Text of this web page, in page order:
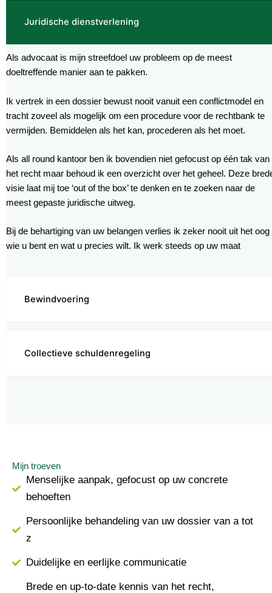
Juridische dienstverlening
Bewindvoering
Collectieve schuldenregeling
Als advocaat is mijn streefdoel uw probleem op de meest
doeltreffende manier aan te pakken.
Ik vertrek in een dossier bewust nooit vanuit een conflictmodel en
tracht zoveel als mogelijk om een procedure voor de rechtbank te
vermijden. Bemiddelen als het kan, procederen als het moet.
Als all round kantoor ben ik bovendien niet gefocust op één tak van
het recht maar behoud ik een overzicht over het geheel. Deze
visie laat mij toe ‘out of the box’ te denken en te zoeken naar de
meest gepaste juridische uitweg.
Bij de behartiging van uw belangen verlies ik zeker nooit uit het oog
wie u bent en wat u precies wilt. Ik werk steeds op uw maat
Mijn troeven
Menselijke aanpak, gefocust op uw concrete
behoeften
Persoonlijke behandeling van uw dossier van a tot
z
Duidelijke en eerlijke communicatie
Brede en up-to-date kennis van het recht,